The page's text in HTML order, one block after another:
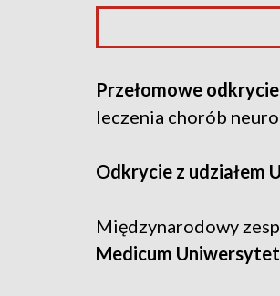
Przełomowe
leczenia chorób
Odkrycie z udziałem
Międzynarodowy
Medicum